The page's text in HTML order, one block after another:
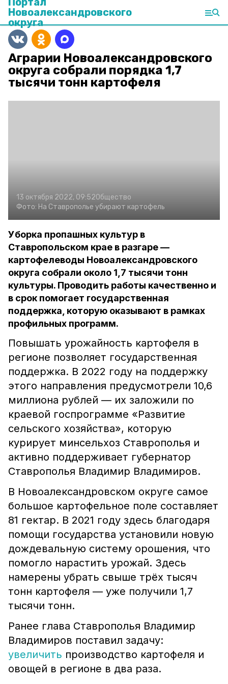
Новоалександровского
округа
Аграрии Новоалександровского
округа собрали порядка 1,7
тысячи тонн картофеля
13 октября 2022, 09:52Общество
Фото: На Ставрополье убирают картофель
Уборка пропашных культур в
Ставропольском крае в разгаре —
картофелеводы Новоалександровского
округа собрали около 1,7 тысячи тонн
культуры. Проводить работы качественно и
в срок помогает государственная
поддержка, которую оказывают в рамках
профильных программ.
Повышать урожайность картофеля в
регионе позволяет государственная
поддержка. В 2022 году на поддержку
этого направления предусмотрели 10,6
миллиона рублей — их заложили по
краевой госпрограмме «Развитие
сельского хозяйства», которую
курирует минсельхоз Ставрополья и
активно поддерживает губернатор
Ставрополья Владимир Владимиров.
В Новоалександровском округе самое
большое картофельное поле составляет
81 гектар. В 2021 году здесь благодаря
помощи государства установили новую
дождевальную систему орошения, что
помогло нарастить урожай. Здесь
намерены убрать свыше трёх тысяч
тонн картофеля — уже получили 1,7
тысячи тонн.
Ранее глава Ставрополья Владимир
Владимиров поставил задачу:
увеличить производство картофеля и
овощей в регионе в два раза.